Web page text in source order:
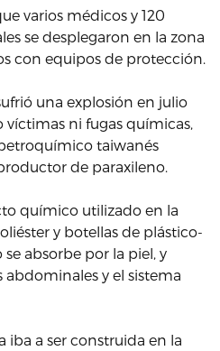
varios médicos y 120
se desplegaron en la zona
con equipos de protección.
una explosión en julio
víctimas ni fugas químicas,
taiwanés
de paraxileno.
químico utilizado en la
y botellas de plástico-
se absorbe por la piel, y
y el sistema
iba a ser construida en la